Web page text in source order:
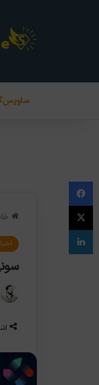
سونی، 10 فیلم و سریال تلویزیونی
فیس بوک
X
لینکدین